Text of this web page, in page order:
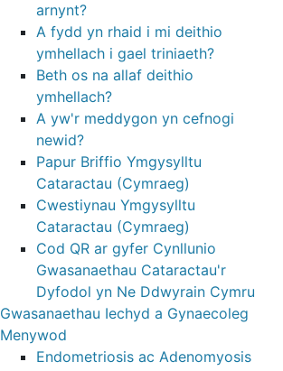
arnynt?
A fydd yn rhaid i mi deithio
ymhellach i gael triniaeth?
Beth os na allaf deithio
ymhellach?
A yw'r meddygon yn cefnogi
newid?
Papur Briffio Ymgysylltu
Cataractau (Cymraeg)
Cwestiynau Ymgysylltu
Cataractau (Cymraeg)
Cod QR ar gyfer Cynllunio
Gwasanaethau Cataractau'r
Dyfodol yn Ne Ddwyrain Cymru
Gwasanaethau Iechyd a Gynaecoleg
Menywod
Endometriosis ac Adenomyosis